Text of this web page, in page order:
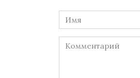
Имя
*
Комментарий